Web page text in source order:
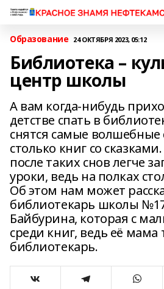
Образование 24 ОКТЯБРЯ 2023, 05:12
Библиотека –
центр школы
А вам когда-нибудь
детстве спать в
снятся самые волшебные
столько книг со
после таких снов легче
уроки, ведь на полках
Об этом нам может
библиотекарь школы
Байбурина, которая с
среди книг, ведь её мама
библиотекарь.